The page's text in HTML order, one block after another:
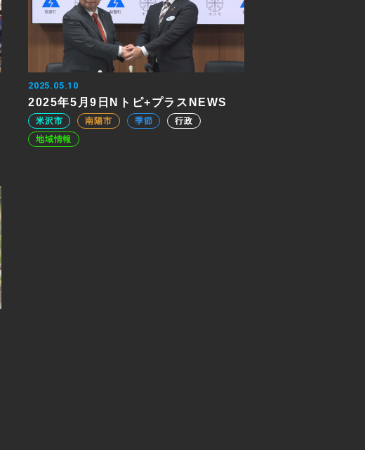
2025.05.10
2025年5月9日Nトピ+プラスNEWS
米沢市 南陽市 季節
行政
地域情報